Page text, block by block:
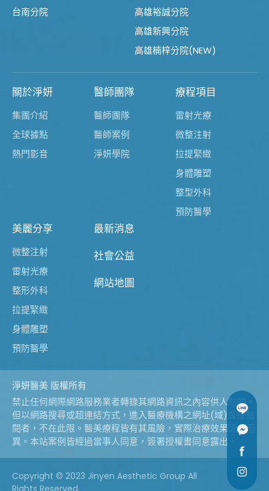
台南分院
高雄裕誠分院
高雄新興分院
高雄楠梓分院(NEW)
關於淨妍
集團介紹
全球據點
熱門影音
醫師團隊
醫師團隊
醫師案例
淨妍學院
療程項目
雷射光療
微整注射
拉提緊緻
身體雕塑
整型外科
預防醫學
美麗分享
微整注射
雷射光療
整形外科
拉提緊緻
身體雕塑
預防醫學
最新消息
社會公益
網站地圖
淨妍醫美 版權所有
禁止任何網際網路服務業者轉錄其網路資訊之內容供人點閱。
但以網路搜尋或超連結方式，進入醫療機構之網址(域)直接點
閱者，不在此限。醫美療程皆有其風險，實際治療效果因人而
異。本站案例皆經過當事人同意，簽署授權書同意露出。
Copyright © 2023 Jinyen Aesthetic Group All